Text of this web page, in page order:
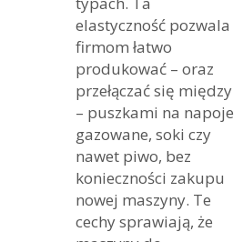
elastyczność pozwala
firmom łatwo
produkować – oraz
przełączać się między
– puszkami na napoje
gazowane, soki czy
nawet piwo, bez
konieczności zakupu
nowej maszyny. Te
cechy sprawiają, że